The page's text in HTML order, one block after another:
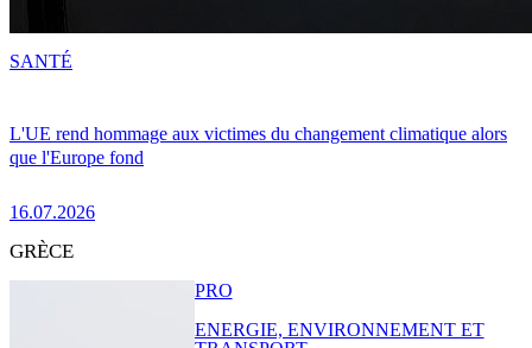
L'UE rend hommage aux victimes du changement climatique alors
que l'Europe fond
16.07.2026
SANTÉ
GRÈCE
PRO
ENERGIE, ENVIRONNEMENT ET